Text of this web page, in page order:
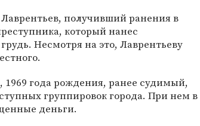
получивший ранения в
который нанес
Несмотря на это, Лаврентьеву
1969 года рождения, ранее судимый,
группировок города. При нем в
деньги.